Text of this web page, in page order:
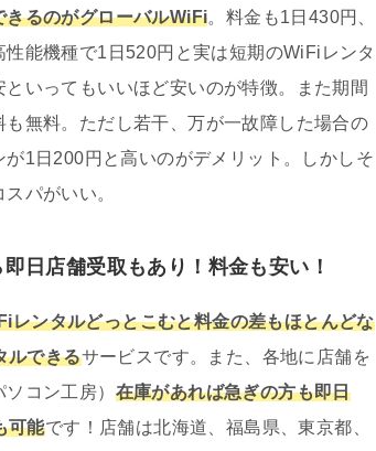
きるのがグローバルWiFi。料金も1日430円、
性能機種で1日520円と実は短期のWiFiレンタ
といってもいいほど安いのが特徴。また期間
も無料。ただし若干、万が一故障した場合の
が1日200円と高いのがデメリット。しかしそ
パがいい。
日店舗受取もあり！料金も安い！
レンタルどっとこむと料金の差もほとんどな
ルできるサービスです。また、各地に店舗を
コン工房） 在庫があれば急ぎの方も即日
可能です！店舗は北海道、福島県、東京都、